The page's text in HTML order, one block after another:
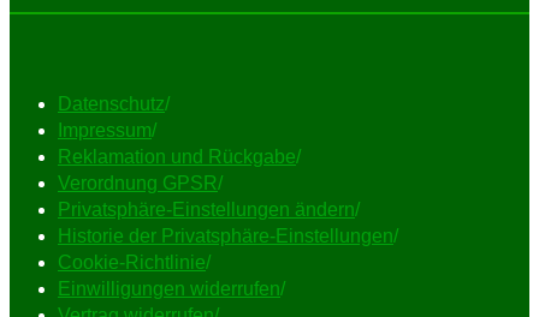
Datenschutz/
Impressum/
Reklamation und Rückgabe/
Verordnung GPSR/
Privatsphäre-Einstellungen ändern/
Historie der Privatsphäre-Einstellungen/
Cookie-Richtlinie/
Einwilligungen widerrufen/